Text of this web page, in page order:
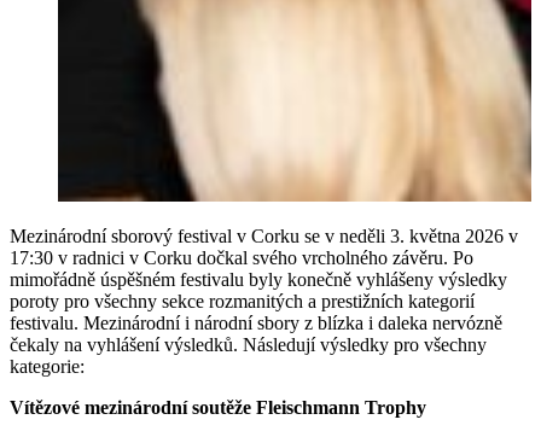
Mezinárodní sborový festival v Corku se v neděli 3. května 2026 v
17:30 v radnici v Corku dočkal svého vrcholného závěru. Po
mimořádně úspěšném festivalu byly konečně vyhlášeny výsledky
poroty pro všechny sekce rozmanitých a prestižních kategorií
festivalu. Mezinárodní i národní sbory z blízka i daleka nervózně
čekaly na vyhlášení výsledků. Následují výsledky pro všechny
kategorie:
Vítězové mezinárodní soutěže Fleischmann Trophy